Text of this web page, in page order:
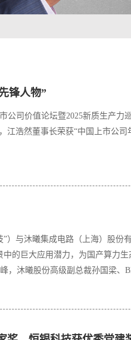
锋人物”
公司价值论坛暨2025新质生产力
浩然董事长荣获“中国上市公司
）与沐曦集成电路（上海）股份
的巨大应用潜力，为国产算力
，沐曦股份高级副总裁孙国梁、